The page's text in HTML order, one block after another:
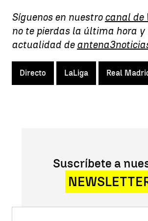
Síguenos en nuestro canal de
no te pierdas la última hora y
actualidad de
Directo LaLiga Real
Suscríbete a